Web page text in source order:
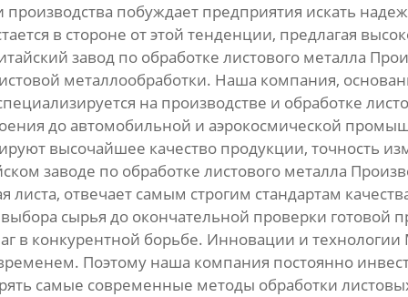
побуждает предприятия искать
в стороне от этой тенденции, предлагая
завод по обработке листового металла
металлообработки. Наша компания,
на производстве и обработке
до автомобильной и аэрокосмической
высочайшее качество продукции, точность
заводе по обработке листового металла
листа, отвечает самым строгим стандартам
сырья до окончательной проверки готовой
в конкурентной борьбе. Инновации и
Поэтому наша компания постоянно
самые современные методы обработки